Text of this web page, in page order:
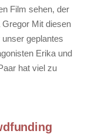
Film sehen, der
Mit diesen
geplantes
Erika und
hat viel zu